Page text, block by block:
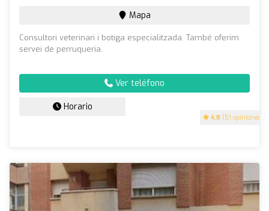
4.8 (51 opiniones)
Mapa
Consultori veterinari i botiga especialitzada. També oferim
servei de perruqueria.
Ver teléfono
Horario